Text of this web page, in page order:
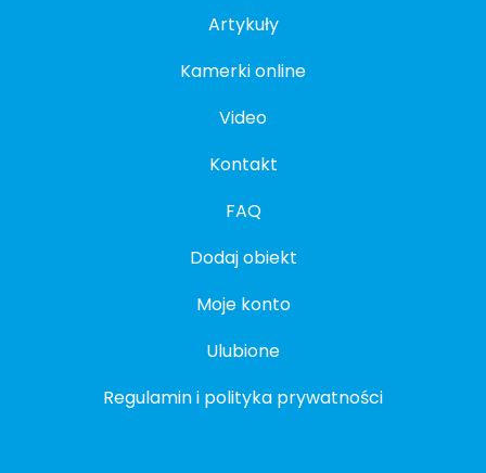
Artykuły
Kamerki online
Video
Kontakt
FAQ
Dodaj obiekt
Moje konto
Ulubione
Regulamin i polityka prywatności